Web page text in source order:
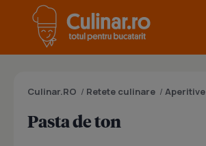
Culinar.RO / Retete culinare / Aperitive
Pasta de ton